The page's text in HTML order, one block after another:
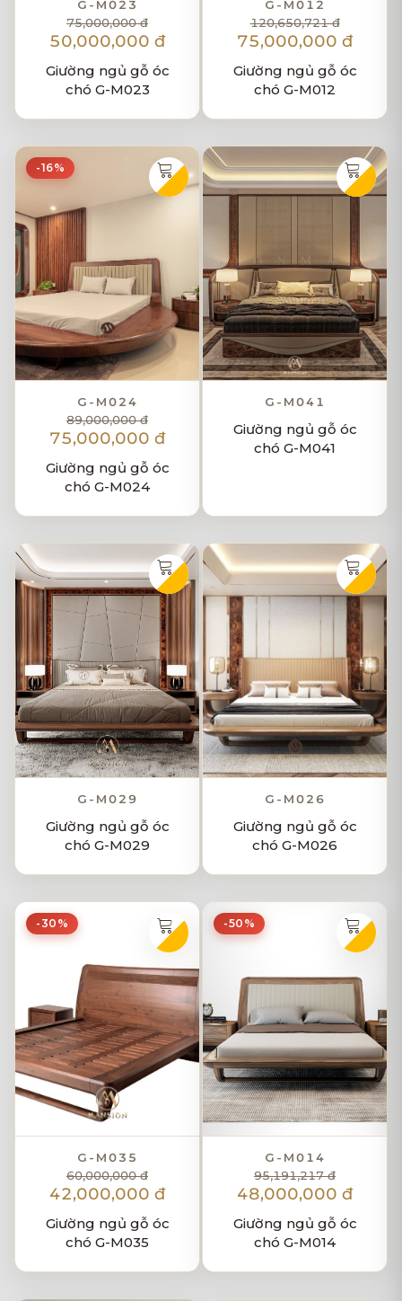
G-M023
75,000,000 đ
50,000,000 đ
Giường ngủ gỗ óc
chó G-M023
G-M012
120,650,721 đ
75,000,000 đ
Giường ngủ gỗ óc
chó G-M012
-16%
G-M024
89,000,000 đ
75,000,000 đ
Giường ngủ gỗ óc
chó G-M024
G-M041
Giường ngủ gỗ óc
chó G-M041
G-M029
Giường ngủ gỗ óc
chó G-M029
G-M026
Giường ngủ gỗ óc
chó G-M026
-30%
G-M035
60,000,000 đ
42,000,000 đ
Giường ngủ gỗ óc
chó G-M035
-50%
G-M014
95,191,217 đ
48,000,000 đ
Giường ngủ gỗ óc
chó G-M014